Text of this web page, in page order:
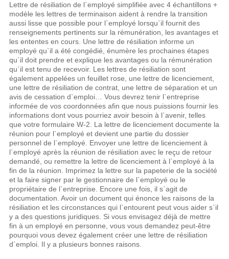
Lettre de résiliation de l`employé simplifiée avec 4 échantillons +
modèle les lettres de terminaison aident à rendre la transition
aussi lisse que possible pour l`employé lorsqu`il fournit des
renseignements pertinents sur la rémunération, les avantages et
les ententes en cours. Une lettre de résiliation informe un
employé qu`il a été congédié, énumère les prochaines étapes
qu`il doit prendre et explique les avantages ou la rémunération
qu`il est tenu de recevoir. Les lettres de résiliation sont
également appelées un feuillet rose, une lettre de licenciement,
une lettre de résiliation de contrat, une lettre de séparation et un
avis de cessation d`emploi… Vous devrez tenir l`entreprise
informée de vos coordonnées afin que nous puissions fournir les
informations dont vous pourriez avoir besoin à l`avenir, telles
que votre formulaire W-2. La lettre de licenciement documente la
réunion pour l`employé et devient une partie du dossier
personnel de l`employé. Envoyer une lettre de licenciement à
l`employé après la réunion de résiliation avec le reçu de retour
demandé, ou remettre la lettre de licenciement à l`employé à la
fin de la réunion. Imprimez la lettre sur la papeterie de la société
et la faire signer par le gestionnaire de l`employé ou le
propriétaire de l`entreprise. Encore une fois, il s`agit de
documentation. Avoir un document qui énonce les raisons de la
résiliation et les circonstances qui l`entourent peut vous aider s`il
y a des questions juridiques. Si vous envisagez déjà de mettre
fin à un employé en personne, vous vous demandez peut-être
pourquoi vous devez également créer une lettre de résiliation
d`emploi. Il y a plusieurs bonnes raisons.